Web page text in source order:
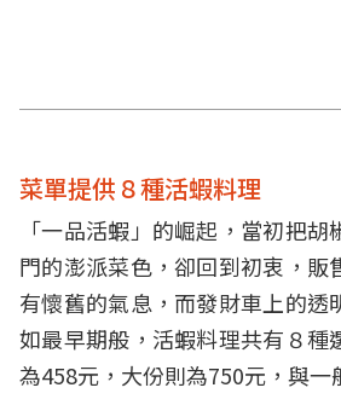
菜單提供８種活蝦料理
「一品活蝦」的崛起，當初把
門的澎派菜色，卻回到初衷，
有懷舊的氣息，而發財車上的
如最早期般，活蝦料理共有８
為458元，大份則為750元，與一